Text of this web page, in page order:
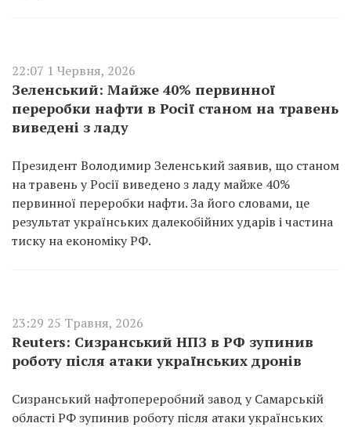
22:07 1 Червня, 2026
Зеленський: Майже 40% первинної
переробки нафти в Росії станом на травень
виведені з ладу
Президент Володимир Зеленський заявив, що станом
на травень у Росії виведено з ладу майже 40%
первинної переробки нафти. За його словами, це
результат українських далекобійних ударів і частина
тиску на економіку РФ.
23:29 25 Травня, 2026
Reuters: Сизранський НПЗ в РФ зупинив
роботу після атаки українських дронів
Сизранський нафтопереробний завод у Самарській
області РФ зупинив роботу після атаки українських